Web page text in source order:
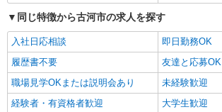
同じ特徴から古河市の求人を探す
入社日応相談
即日勤務OK
履歴書不要
友達と応募OK
職場見学OKまたは説明会あり
未経験歓迎
経験者・有資格者歓迎
大学生歓迎